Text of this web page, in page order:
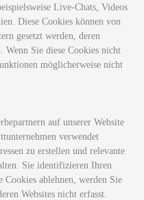
Live-Chats, Videos
Diese Cookies können von
gesetzt werden, deren
Sie diese Cookies nicht
möglicherweise nicht
auf unserer Website
verwendet
zu erstellen und relevante
Sie identifizieren Ihren
ablehnen, werden Sie
Websites nicht erfasst.